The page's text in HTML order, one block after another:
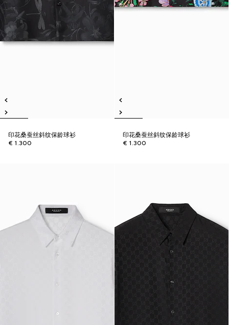
印花桑蚕丝斜纹保龄球衫
€ 1.300
印花桑蚕丝斜纹保龄球衫
€ 1.300